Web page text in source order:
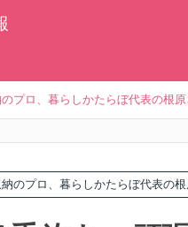
プロ、暮らしかたらぼ代表の根
のプロ、暮らしかたらぼ代表の